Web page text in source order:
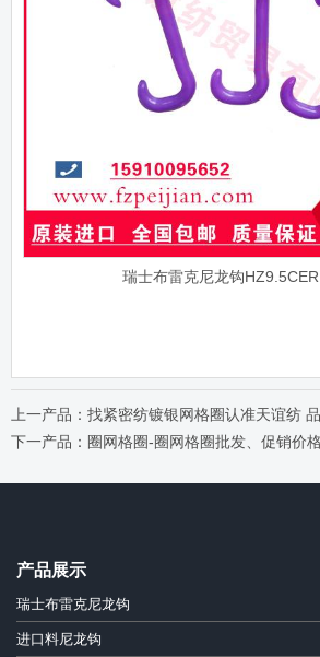
瑞士布雷克尼龙钩
上一产品：找紧密纺镀银网格圈认准天谊纺
下一产品：圈网格圈-圈网格圈批发、促销价
产品展示
瑞士布雷克尼龙钩
进口料尼龙钩